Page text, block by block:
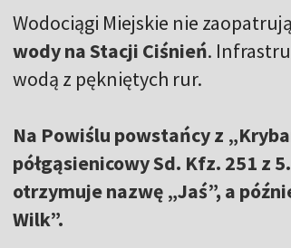
Wodociągi Miejskie nie
wody na Stacji Ciśnień.
wodą z pękniętych rur.
Na Powiślu powstańcy z
półgąsienicowy Sd. Kfz. 251 z
otrzymuje nazwę „Jaś”, a
Wilk”.